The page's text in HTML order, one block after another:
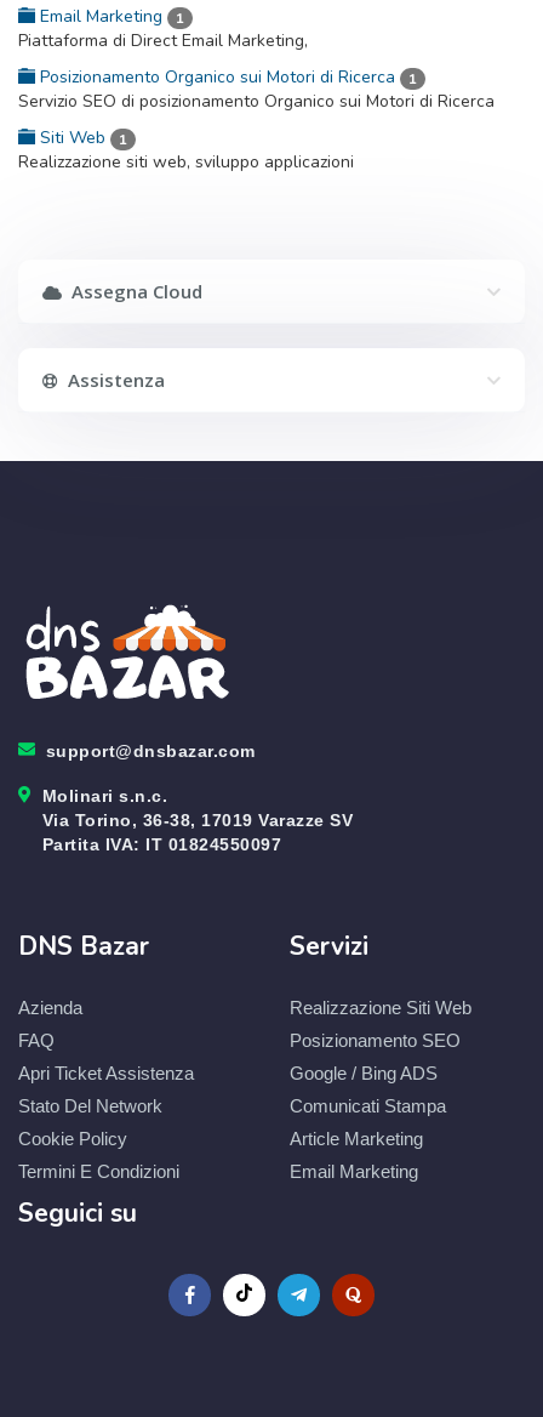
Email Marketing
1
Piattaforma di Direct Email Marketing,
Posizionamento Organico sui Motori di Ricerca
1
Servizio SEO di posizionamento Organico sui Motori di Ricerca
Siti Web
1
Realizzazione siti web, sviluppo applicazioni
Assegna Cloud
Assistenza
support@dnsbazar.com
Molinari s.n.c.
Via Torino, 36-38, 17019 Varazze SV
Partita IVA: IT 01824550097
DNS Bazar
Azienda
FAQ
Apri Ticket Assistenza
Stato Del Network
Cookie Policy
Termini E Condizioni
Servizi
Realizzazione Siti Web
Posizionamento SEO
Google / Bing ADS
Comunicati Stampa
Article Marketing
Email Marketing
Seguici su